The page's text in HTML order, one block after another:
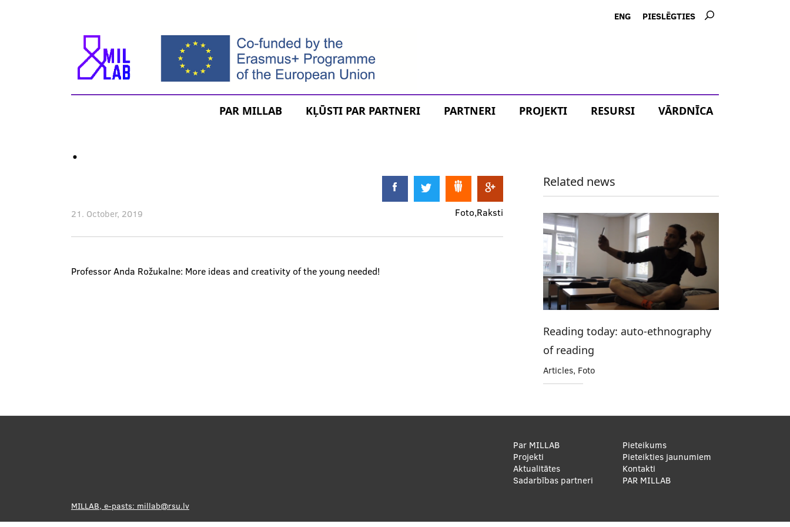
ENG USER
ACCOUNT
PIESLĒGTIES
MEKLĒT
PAR MILLAB KĻŪSTI PAR PARTNERI PARTNERI PROJEKTI RESURSI VĀRDNĪCA
.
21. October, 2019 Foto Raksti
Professor Anda Rožukalne: More ideas and creativity of the young needed!
Related news
Reading today: auto-ethnography
of reading
Articles, Foto
Footer
menu
Par MILLAB
Projekti
Aktualitātes
Sadarbības partneri
Pieteikums
Pieteikties jaunumiem
Kontakti
PAR MILLAB
MILLAB, e-pasts: millab@rsu.lv